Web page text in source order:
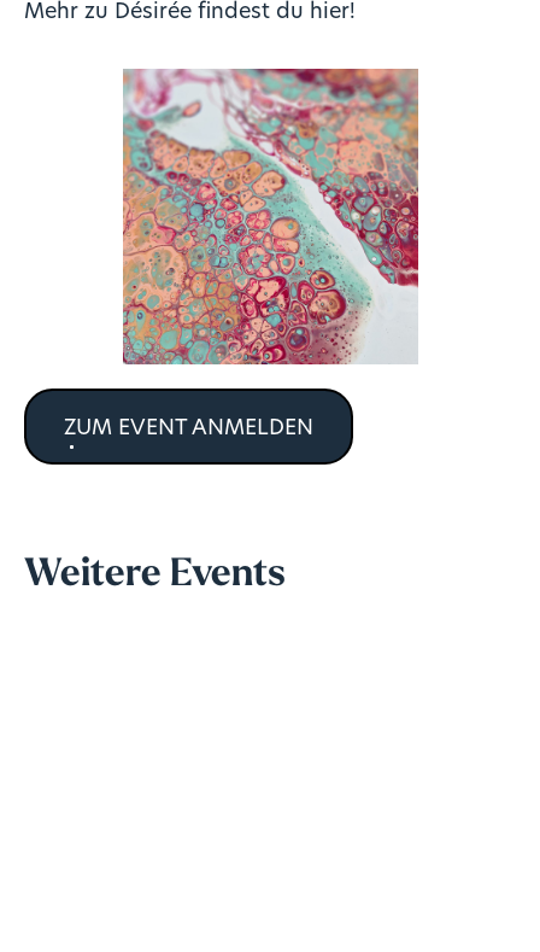
Mehr zu Désirée findest du hier!
ZUM EVENT ANMELDEN
Weitere Events